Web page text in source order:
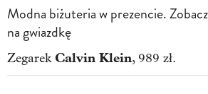
Modna biżuteria w prezencie.
na gwiazdkę
Zegarek Calvin Klein, 989 zł.